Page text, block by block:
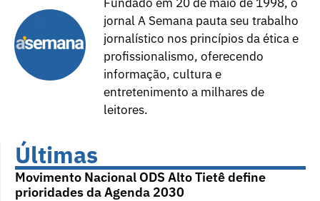
jornal A Semana pauta seu trabalho
jornalístico nos princípios da ética e
profissionalismo, oferecendo
informação, cultura e
entretenimento a milhares de
leitores.
Últimas
Movimento Nacional ODS Alto Tietê define
prioridades da Agenda 2030